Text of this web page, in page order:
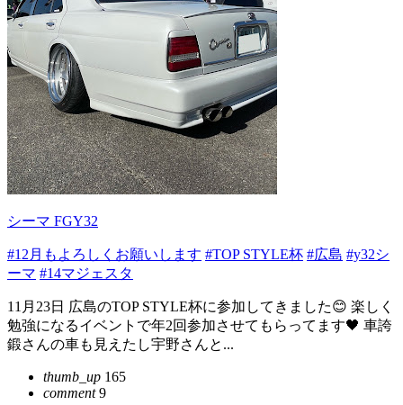
シーマ FGY32
#12月もよろしくお願いします #TOP STYLE杯 #広島 #y32シ
ーマ #14マジェスタ
11月23日 広島のTOP STYLE杯に参加してきました😊 楽しく
勉強になるイベントで年2回参加させてもらってます🖤 車誇
鍛さんの車も見えたし宇野さんと...
thumb_up 165
comment9